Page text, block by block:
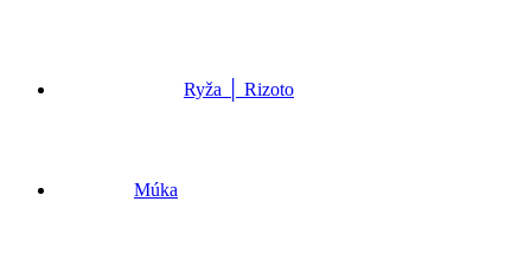
Ryža │ Rizoto
Múka